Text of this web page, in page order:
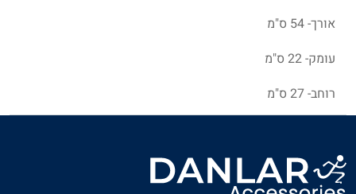
אורך- 54 ס"מ
עומק- 22 ס"מ
רוחב- 27 ס"מ